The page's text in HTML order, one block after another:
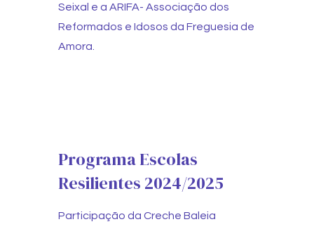
Seixal e a ARIFA- Associação dos
Reformados e Idosos da Freguesia de
Amora.
Programa Escolas
Resilientes 2024/2025
Participação da Creche Baleia